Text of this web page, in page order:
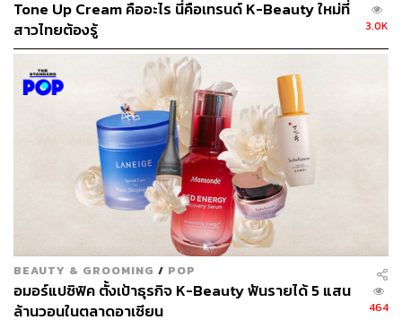
มอยส์เจอร์เบสที่ช่วยให้ผิวเปล่งประกายเป็นธรรมชาติ พร้อม
มอบมอยส์เจอร์ไรเซอร์เติมความชุ่มชื้นให้ผิว
Tone Up Cream คืออะไร นี่คือเทรนด์ K-Beauty ใหม่ที่
สาวไทยต้องรู้
3.0K
BEAUTY & GROOMING / POP
อมอร์แปซิฟิค ตั้งเป้าธุรกิจ K-Beauty ฟันรายได้ 5 แสน
ล้านวอนในตลาดอาเซียน
464